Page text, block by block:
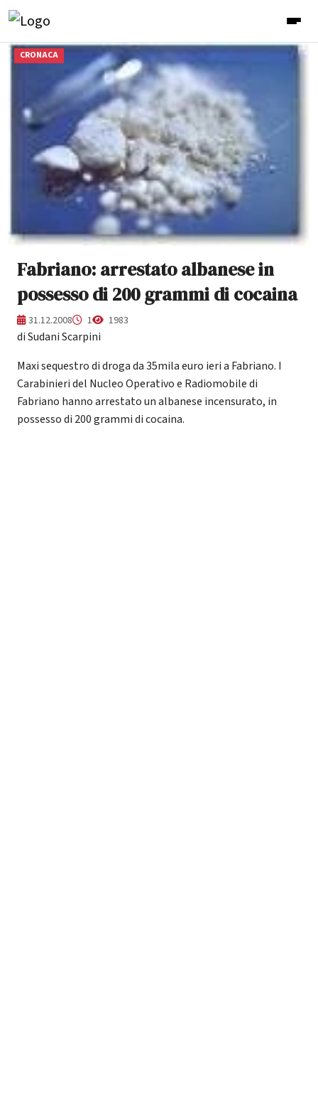
CRONACA
Fabriano: arrestato albanese in
possesso di 200 grammi di cocaina
31.12.2008 1 1983
di Sudani Scarpini
Maxi sequestro di droga da 35mila euro ieri a Fabriano. I
Carabinieri del Nucleo Operativo e Radiomobile di
Fabriano hanno arrestato un albanese incensurato, in
possesso di 200 grammi di cocaina.